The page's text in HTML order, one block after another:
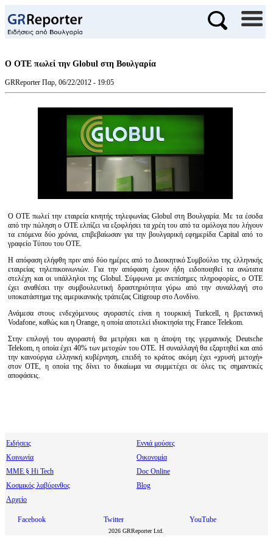
Ο ОТЕ πωλεί την Globul στη Βουλγαρία
GRReporter Παρ, 06/22/2012 - 19:05
Ο ОТЕ πωλεί την εταιρεία κινητής τηλεφωνίας Globul στη Βουλγαρία. Με τα έσοδα
από την πώληση ο ΟΤΕ ελπίζει να εξοφλήσει τα χρέη του από τα ομόλογα που λήγουν
τα επόμενα δύο χρόνια, επιβεβαίωσαν για την βουλγαρική εφημερίδα Capital από το
γραφείο Τύπου του ΟΤΕ.
Η απόφαση ελήφθη πριν από δύο ημέρες από το Διοικητικό Συμβούλιο της ελληνικής
εταιρείας τηλεπικοινωνιών. Για την απόφαση έχουν ήδη ειδοποιηθεί τα ανώτατα
στελέχη και οι υπάλληλοι της Globul. Σύμφωνα με ανεπίσημες πληροφορίες, ο ΟΤΕ
έχει αναθέσει την συμβουλευτική δραστηριότητα γύρω από την συναλλαγή στο
υποκατάστημα της αμερικανικής τράπεζας Citigroup στο Λονδίνο.
Ανάμεσα στους ενδεχόμενους αγοραστές είναι η τουρκική Turkcell, η βρετανική
Vodafone, καθώς και η Orange, η οποία αποτελεί ιδιοκτησία της France Telekom.
Στην επιλογή του αγοραστή θα μετρήσει και η άποψη της γερμανικής Deutsche
Telekom, η οποία έχει 40% των μετοχών του ОТЕ. Η συναλλαγή θα εξαρτηθεί και από
την καινούργια ελληνική κυβέρνηση, επειδή το κράτος ακόμη έχει «χρυσή μετοχή»
στον ΟΤΕ, η οποία της δίνει το δικαίωμα να συμμετέχει σε όλες τις σημαντικές
αποφάσεις.
Ειδήσεις
Εννιά μούσες
Κοινωνία
Οικονομία
МΜΕ § Hi Tech
Doc Online
Κοσμικός λαβύρινθος
Blog
Αρχείο
Facebook Twitter YouTube
2026 GRReporter Ltd.